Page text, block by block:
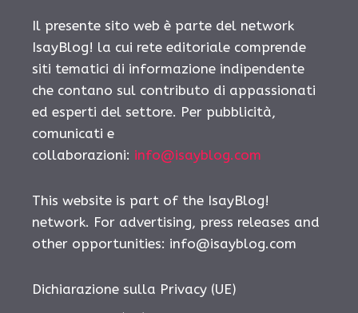
Il presente sito web è parte del network
IsayBlog! la cui rete editoriale comprende
siti tematici di informazione indipendente
che contano sul contributo di appassionati
ed esperti del settore. Per pubblicità,
comunicati e
collaborazioni: info@isayblog.com
This website is part of the IsayBlog!
network. For advertising, press releases and
other opportunities: info@isayblog.com
Dichiarazione sulla Privacy (UE)